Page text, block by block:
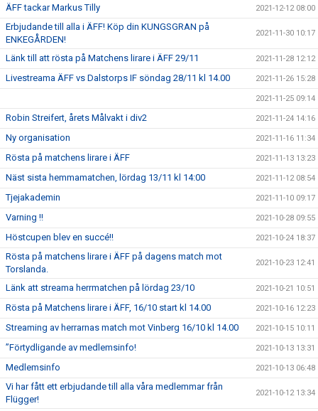
ÄFF tackar Markus Tilly 2021-12-12 08:00
Erbjudande till alla i ÄFF! Köp din KUNGSGRAN på
ENKEGÅRDEN!
2021-11-30 10:17
Länk till att rösta på Matchens lirare i ÄFF 29/11 2021-11-28 12:12
Livestreama ÄFF vs Dalstorps IF söndag 28/11 kl 14.00 2021-11-26 15:28
2021-11-25 09:14
Robin Streifert, årets Målvakt i div2 2021-11-24 14:16
Ny organisation 2021-11-16 11:34
Rösta på matchens lirare i ÄFF 2021-11-13 13:23
Näst sista hemmamatchen, lördag 13/11 kl 14:00 2021-11-12 08:54
Tjejakademin 2021-11-10 09:17
Varning !! 2021-10-28 09:55
Höstcupen blev en succé!! 2021-10-24 18:37
Rösta på matchens lirare i ÄFF på dagens match mot
Torslanda.
2021-10-23 12:41
Länk att streama herrmatchen på lördag 23/10 2021-10-21 10:51
Rösta på Matchens lirare i ÄFF, 16/10 start kl 14.00 2021-10-16 12:23
Streaming av herrarnas match mot Vinberg 16/10 kl 14.00 2021-10-15 10:11
”Förtydligande av medlemsinfo! 2021-10-13 13:31
Medlemsinfo 2021-10-13 06:48
Vi har fått ett erbjudande till alla våra medlemmar från
Flügger!
2021-10-12 13:34